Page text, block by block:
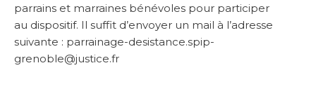
parrains et marraines bénévoles pour participer
au dispositif. Il suffit d’envoyer un mail à l’adresse
suivante : parrainage-desistance.spip-
grenoble@justice.fr